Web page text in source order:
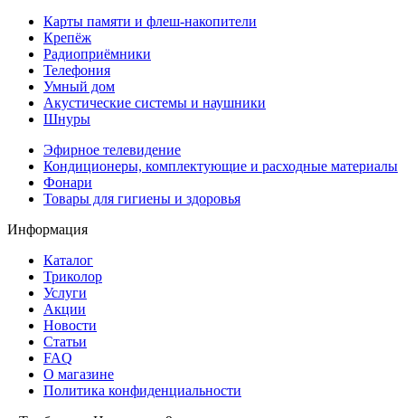
Карты памяти и флеш-накопители
Крепёж
Радиоприёмники
Телефония
Умный дом
Акустические системы и наушники
Шнуры
Эфирное телевидение
Кондиционеры, комплектующие и расходные материалы
Фонари
Товары для гигиены и здоровья
Информация
Каталог
Триколор
Услуги
Акции
Новости
Статьи
FAQ
О магазине
Политика конфиденциальности